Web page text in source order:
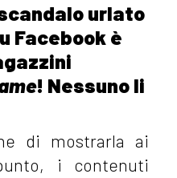
urlato
Facebook è
! Nessuno li
di mostrarla ai
i contenuti